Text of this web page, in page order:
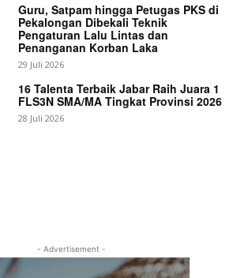
Guru, Satpam hingga Petugas PKS di
Pekalongan Dibekali Teknik
Pengaturan Lalu Lintas dan
Penanganan Korban Laka
29 Juli 2026
16 Talenta Terbaik Jabar Raih Juara 1
FLS3N SMA/MA Tingkat Provinsi 2026
28 Juli 2026
- Advertisement -